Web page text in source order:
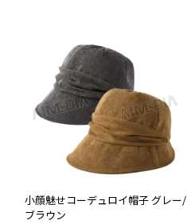
小顔魅せコーデュロイ帽子 グレー/
ブラウン